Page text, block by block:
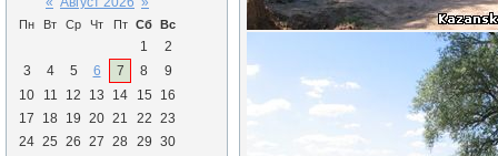
Пн Вт Ср Чт Пт Сб Вс
1
2
3
4 5 6 7 8
9
10
11 12 13 14 15
16
17
18 19 20 21 22 23
24 25 26 27 28 29 30